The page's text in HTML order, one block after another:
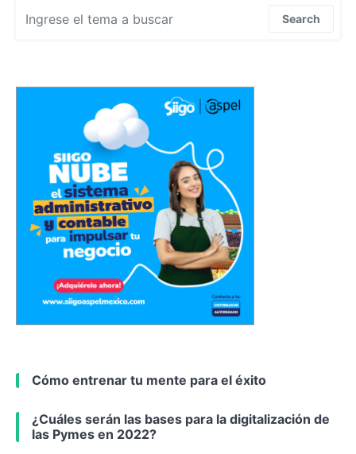
Search
Cómo entrenar tu mente para el éxito
¿Cuáles serán las bases para la digitalización de
las Pymes en 2022?